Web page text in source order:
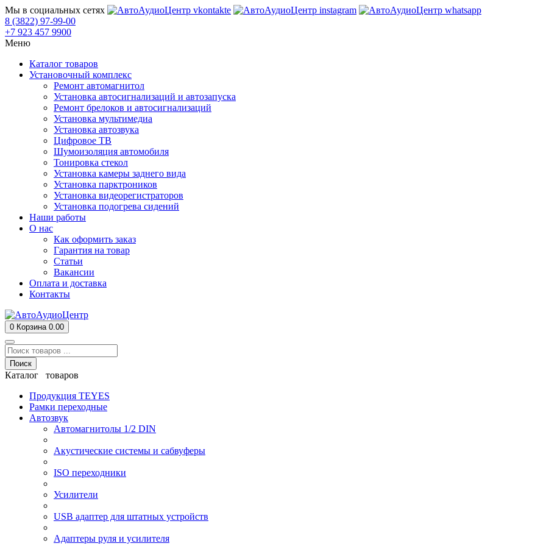
Мы в социальных сетях
8 (3822) 97-99-00
+7 923 457 9900
Меню
Каталог товаров
Установочный комплекс
Ремонт автомагнитол
Установка автосигнализаций и автозапуска
Ремонт брелоков и автосигнализаций
Установка мультимедиа
Установка автозвука
Цифровое ТВ
Шумоизоляция автомобиля
Тонировка стекол
Установка камеры заднего вида
Установка парктроников
Установка видеорегистраторов
Установка подогрева сидений
Наши работы
О нас
Как оформить заказ
Гарантия на товар
Статьи
Вакансии
Оплата и доставка
Контакты
0 Корзина 0.00
Поиск
Каталог товаров
Продукция TEYES
Рамки переходные
Автозвук
Автомагнитолы 1/2 DIN
Акустические системы и сабвуферы
ISO переходники
Усилители
USB адаптер для штатных устройств
Адаптеры руля и усилителя